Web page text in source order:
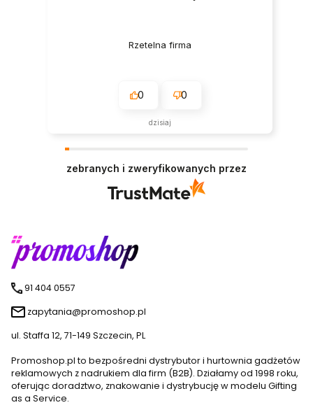
Rzetelna firma
0 0
dzisiaj
zebranych i zweryfikowanych przez
91 404 0557
zapytania@promoshop.pl
ul. Staffa 12, 71-149 Szczecin, PL
Promoshop.pl to bezpośredni dystrybutor i hurtownia gadżetów
reklamowych z nadrukiem dla firm (B2B). Działamy od 1998 roku,
oferując doradztwo, znakowanie i dystrybucję w modelu Gifting
as a Service.